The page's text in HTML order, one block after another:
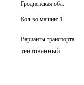
Гродненская обл.
Кол-во машин: 1
Варианты транспорта
тентованный